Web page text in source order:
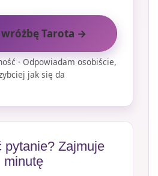
Tarota →
· Odpowiadam osobiście,
jak się da
pytanie? Zajmuje
minutę